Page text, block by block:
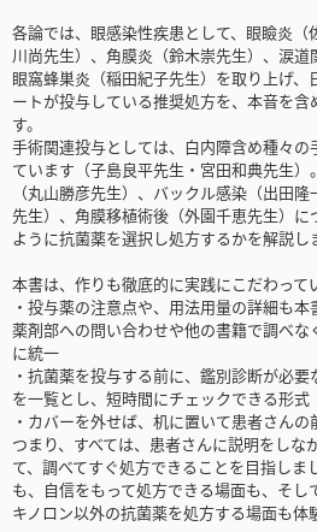
各論では、眼感染性疾患として、眼瞼炎
川尚先生）、角膜炎（鈴木崇先生）、涙道
眼窩蜂巣炎（稲田紀子先生）を取り上げ
ートが投与している推奨処方を、本音を
す。
手術関連投与としては、白内障含め種々
ています（子島良平先生・宮田和典先生
（丸山勝彦先生）、バックル感染（出田
先生）、角膜移植術後（外園千恵先生）
ように抗菌薬を選択し処方するかを解説し
本書は、作りも徹底的に実践にこだわって
・投与薬の注意点や、用法用量の詳細も
薬剤部への問い合わせや他の書籍で調べ
に統一
・抗菌薬を投与する前に、鑑別診断が必
を一覧とし、短時間にチェックできる形式
・カバーを外せば、机に置いて患者さん
つまり、すべては、患者さんに説明をしな
て、調べてすぐ処方できることを目指し
も、自信をもって処方できる場面も、そ
キノロン以外の抗菌薬を処方する場面も体